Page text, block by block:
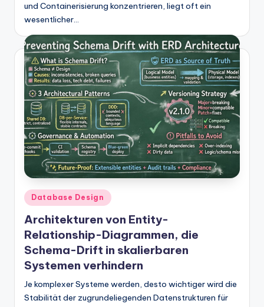
und Containerisierung konzentrieren, liegt oft ein
wesentlicher…
Posted
in
Database Design
Architekturen von Entity-
Relationship-Diagrammen, die
Schema-Drift in skalierbaren
Systemen verhindern
Je komplexer Systeme werden, desto wichtiger wird die
Stabilität der zugrundeliegenden Datenstrukturen für